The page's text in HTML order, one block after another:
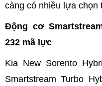
càng có nhiều lựa chọn
Động cơ
232 mã lực
Kia New Sorento
Smartstream Turbo